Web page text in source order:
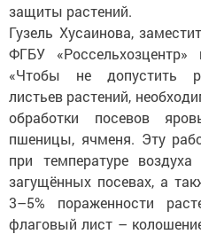
защиты растений.
Гузель Хусаинова,
ФГБУ «Россельхозцентр»
«Чтобы не допустить
листьев растений,
обработки посевов
пшеницы, ячменя. Эту
при температуре
загущённых посевах, а
3–5% пораженности
флаговый лист –